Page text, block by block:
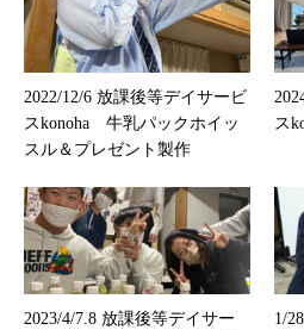
2022/12/6 放課後等デイサービ
スkonoha 牛乳パックホイッ
スル＆プレゼント製作
ス
2023/4/7.8 放課後等デイサー
1/